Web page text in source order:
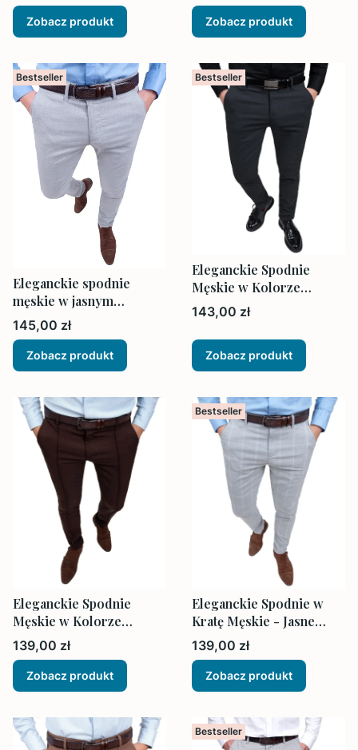
Zobacz produkt Zobacz produkt
Bestseller
Eleganckie spodnie
męskie w jasnym
odcieniu szarości
Cena
145,00 zł
Zobacz produkt
Bestseller
Eleganckie Spodnie
Męskie w Kolorze
Ciemny Grafit
Cena
143,00 zł
Zobacz produkt
Eleganckie Spodnie
Męskie w Kolorze
Ciemnym Brązowym z
Ozdobnym Przeszyciem
Cena
139,00 zł
Zobacz produkt
Bestseller
Eleganckie Spodnie w
Kratę Męskie - Jasne
Szare
Cena
139,00 zł
Zobacz produkt
Bestseller